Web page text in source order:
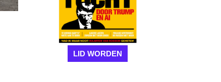
LID WORDEN